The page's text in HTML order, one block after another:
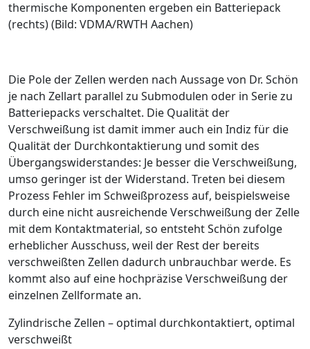
thermische Komponenten ergeben ein Batteriepack
(rechts) (Bild: VDMA/RWTH Aachen)
Die Pole der Zellen werden nach Aussage von Dr. Schön
je nach Zellart parallel zu Submodulen oder in Serie zu
Batteriepacks verschaltet. Die Qualität der
Verschweißung ist damit immer auch ein Indiz für die
Qualität der Durchkontaktierung und somit des
Übergangswiderstandes: Je besser die Verschweißung,
umso geringer ist der Widerstand. Treten bei diesem
Prozess Fehler im Schweißprozess auf, beispielsweise
durch eine nicht ausreichende Verschweißung der Zelle
mit dem Kontaktmaterial, so entsteht Schön zufolge
erheblicher Ausschuss, weil der Rest der bereits
verschweißten Zellen dadurch unbrauchbar werde. Es
kommt also auf eine hochpräzise Verschweißung der
einzelnen Zellformate an.
Zylindrische Zellen – optimal ­durchkontaktiert, optimal
verschweißt